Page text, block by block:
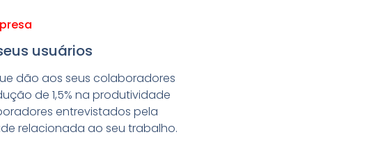
usuários
dão aos seus colaboradores
de 1,5% na produtividade
entrevistados pela
relacionada ao seu trabalho.